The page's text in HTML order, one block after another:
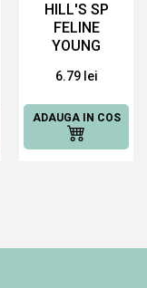
HILL'S SP
FELINE
YOUNG
STERILISED
PLIC PUI,
85 G
HRANĂ
UMEDĂ
6.79 lei
ADAUGA IN COS